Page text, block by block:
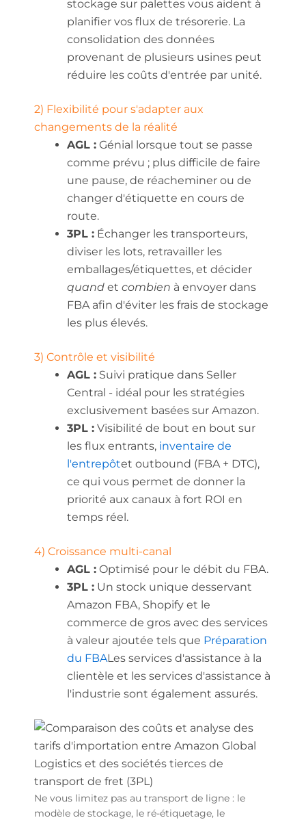
stockage sur palettes vous aident à
planifier vos flux de trésorerie. La
consolidation des données
provenant de plusieurs usines peut
réduire les coûts d'entrée par unité.
2) Flexibilité pour s'adapter aux
changements de la réalité
AGL :Génial lorsque tout se passe
comme prévu ; plus difficile de faire
une pause, de réacheminer ou de
changer d'étiquette en cours de
route.
3PL :Échanger les transporteurs,
diviser les lots, retravailler les
emballages/étiquettes, et décider
quandet combien à envoyer dans
FBA afin d'éviter les frais de stockage
les plus élevés.
3) Contrôle et visibilité
AGL :Suivi pratique dans Seller
Central - idéal pour les stratégies
exclusivement basées sur Amazon.
3PL :Visibilité de bout en bout sur
les flux entrants, inventaire de
l'entrepôtet outbound (FBA + DTC),
ce qui vous permet de donner la
priorité aux canaux à fort ROI en
temps réel.
4) Croissance multi-canal
AGL :Optimisé pour le débit du FBA.
3PL :Un stock unique desservant
Amazon FBA, Shopify et le
commerce de gros avec des services
à valeur ajoutée tels que Préparation
du FBALes services d'assistance à la
clientèle et les services d'assistance à
l'industrie sont également assurés.
Ne vous limitez pas au transport de ligne : le
modèle de stockage, le ré-étiquetage, le